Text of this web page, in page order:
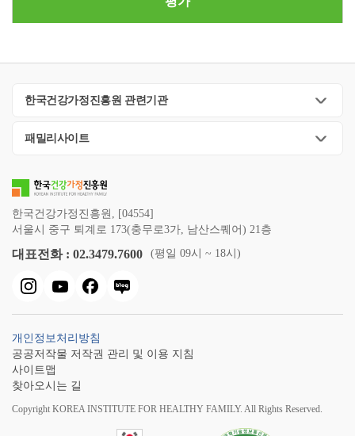
한국건강가정진흥원 관련기관
패밀리사이트
한국건강가정진흥원, [04554]
서울시 중구 퇴계로 173(충무로3가, 남산스퀘어) 21층
대표전화 : 02.3479.7600 (평일 09시 ~ 18시)
개인정보처리방침
공공저작물 저작권 관리 및 이용 지침
사이트맵
찾아오시는 길
Copyright KOREA INSTITUTE FOR HEALTHY FAMILY. All Rights Reserved.